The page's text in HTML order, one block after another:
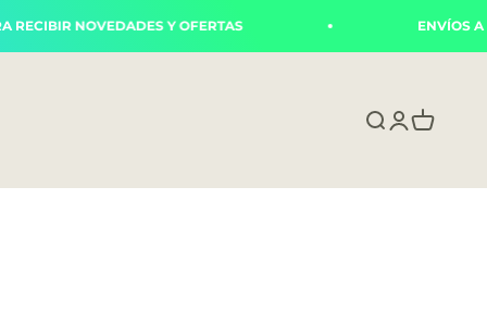
NOVEDADES Y OFERTAS ENVÍOS A
AbrirAbrirAbrir